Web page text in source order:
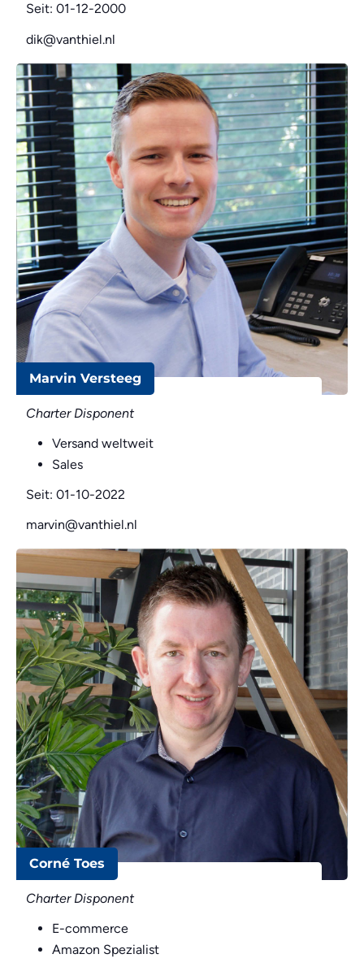
Seit: 01-12-2000
dik@vanthiel.nl
Marvin Versteeg
Charter Disponent
Versand weltweit
Sales
Seit: 01-10-2022
marvin@vanthiel.nl
Corné Toes
Charter Disponent
E-commerce
Amazon Spezialist